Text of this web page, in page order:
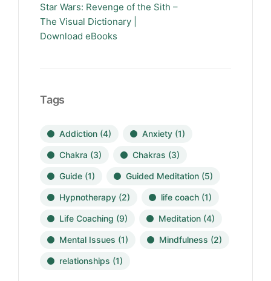
Star Wars: Revenge of the Sith –
The Visual Dictionary |
Download eBooks
Tags
Addiction (4) Anxiety (1)
Chakra (3) Chakras (3)
Guide (1) Guided Meditation (5)
Hypnotherapy (2) life coach (1)
Life Coaching (9) Meditation (4)
Mental Issues (1) Mindfulness (2)
relationships (1)